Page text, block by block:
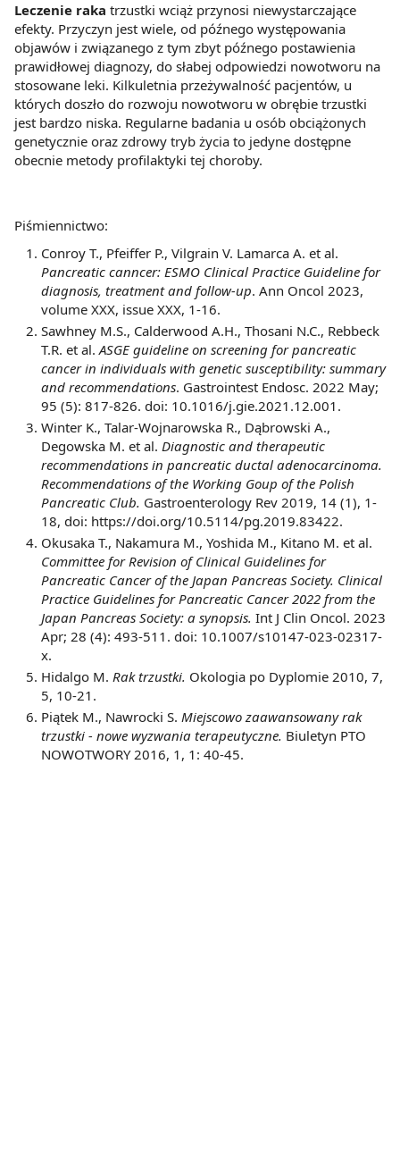
Leczenie raka trzustki wciąż przynosi niewystarczające
efekty. Przyczyn jest wiele, od późnego występowania
objawów i związanego z tym zbyt późnego postawienia
prawidłowej diagnozy, do słabej odpowiedzi nowotworu na
stosowane leki. Kilkuletnia przeżywalność pacjentów, u
których doszło do rozwoju nowotworu w obrębie trzustki
jest bardzo niska. Regularne badania u osób obciążonych
genetycznie oraz zdrowy tryb życia to jedyne dostępne
obecnie metody profilaktyki tej choroby.
Piśmiennictwo:
Conroy T., Pfeiffer P., Vilgrain V. Lamarca A. et al.
Pancreatic canncer: ESMO Clinical Practice Guideline for
diagnosis, treatment and follow-up. Ann Oncol 2023,
volume XXX, issue XXX, 1-16.
Sawhney M.S., Calderwood A.H., Thosani N.C., Rebbeck
T.R. et al.ASGE guideline on screening for pancreatic
cancer in individuals with genetic susceptibility: summary
and recommendations. Gastrointest Endosc. 2022 May;
95 (5): 817-826. doi: 10.1016/j.gie.2021.12.001.
Winter K., Talar-Wojnarowska R., Dąbrowski A.,
Degowska M. et al. Diagnostic and therapeutic
recommendations in pancreatic ductal adenocarcinoma.
Recommendations of the Working Goup of the Polish
Pancreatic Club. Gastroenterology Rev 2019, 14 (1), 1-
18, doi: https://doi.org/10.5114/pg.2019.83422.
Okusaka T., Nakamura M., Yoshida M., Kitano M. et al.
Committee for Revision of Clinical Guidelines for
Pancreatic Cancer of the Japan Pancreas Society. Clinical
Practice Guidelines for Pancreatic Cancer 2022 from the
Japan Pancreas Society: a synopsis. Int J Clin Oncol. 2023
Apr; 28 (4): 493-511. doi: 10.1007/s10147-023-02317-
x.
Hidalgo M. Rak trzustki. Okologia po Dyplomie 2010, 7,
5, 10-21.
Piątek M., Nawrocki S. Miejscowo zaawansowany rak
trzustki - nowe wyzwania terapeutyczne. Biuletyn PTO
NOWOTWORY 2016, 1, 1: 40-45.